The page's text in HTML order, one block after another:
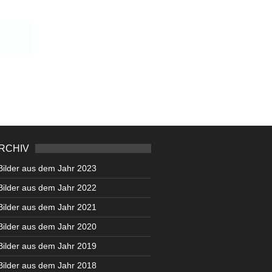
aus dem Jahr 2023
aus dem Jahr 2022
aus dem Jahr 2021
aus dem Jahr 2020
aus dem Jahr 2019
aus dem Jahr 2018